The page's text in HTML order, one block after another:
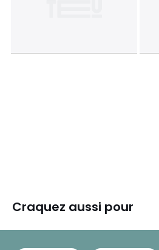
Craquez aussi pour